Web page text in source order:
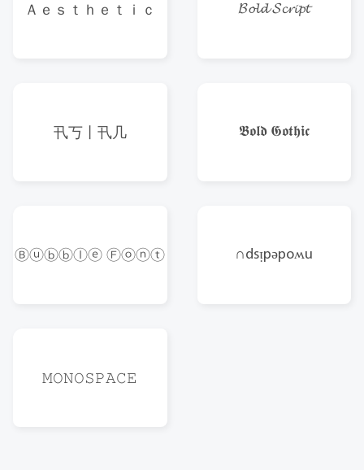
Ａｅｓｔｈｅｔｉｃ
卂丂丨卂几
Ⓑⓤⓑⓑⓛⓔ Ⓕⓞⓝⓣ
𝙼𝙾𝙽𝙾𝚂𝙿𝙰𝙲𝙴
𝓑𝓸𝓵𝓭 𝓢𝓬𝓻𝓲𝓹𝓽
𝕭𝖔𝖑𝖉 𝕲𝖔𝖙𝖍𝖎𝖈
∩dsᴉpǝpoʍu